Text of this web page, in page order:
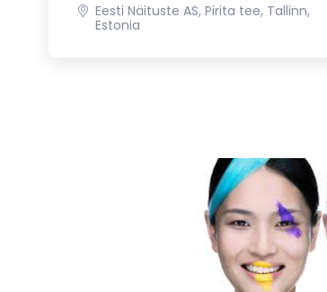
Eesti Näituste AS, Pirita tee, Tallinn,
Estonia